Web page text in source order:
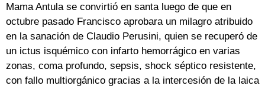
Mama Antula se convirtió en santa luego de que en
octubre pasado Francisco aprobara un milagro atribuido
en la sanación de Claudio Perusini, quien se recuperó de
un ictus isquémico con infarto hemorrágico en varias
zonas, coma profundo, sepsis, shock séptico resistente,
con fallo multiorgánico gracias a la intercesión de la laica